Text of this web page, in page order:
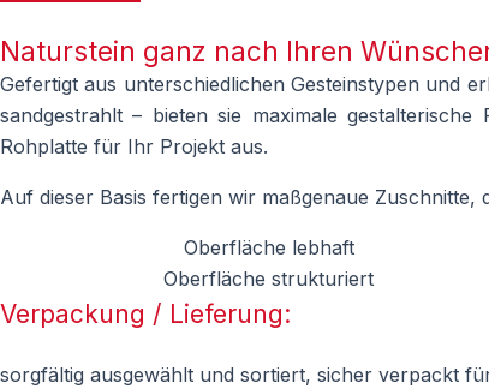
Naturstein ganz nach Ihren
Gefertigt aus unterschiedlichen Gesteinstypen und
sandgestrahlt – bieten sie maximale
Rohplatte für Ihr Projekt aus.
Auf dieser Basis fertigen wir maßgenaue
Oberfläche lebhaft
Oberfläche strukturiert
Verpackung / Lieferung:
sorgfältig ausgewählt und sortiert, sicher verpackt